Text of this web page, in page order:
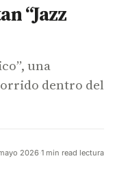
“Jazz
una
dentro del
2026·1 min read lectura